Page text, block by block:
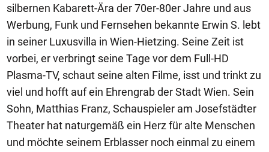
silbernen Kabarett-Ära der 70er-80er Jahre und aus
Werbung, Funk und Fernsehen bekannte Erwin S. lebt
in seiner Luxusvilla in Wien-Hietzing. Seine Zeit ist
vorbei, er verbringt seine Tage vor dem Full-HD
Plasma-TV, schaut seine alten Filme, isst und trinkt zu
viel und hofft auf ein Ehrengrab der Stadt Wien. Sein
Sohn, Matthias Franz, Schauspieler am Josefstädter
Theater hat naturgemäß ein Herz für alte Menschen
und möchte seinem Erblasser noch einmal zu einem